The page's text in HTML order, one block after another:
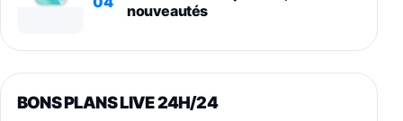
nouveautés
BONS PLANS LIVE 24H/24